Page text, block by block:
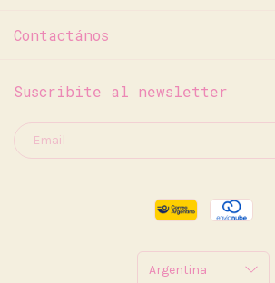
Contactános
Suscribite al newsletter